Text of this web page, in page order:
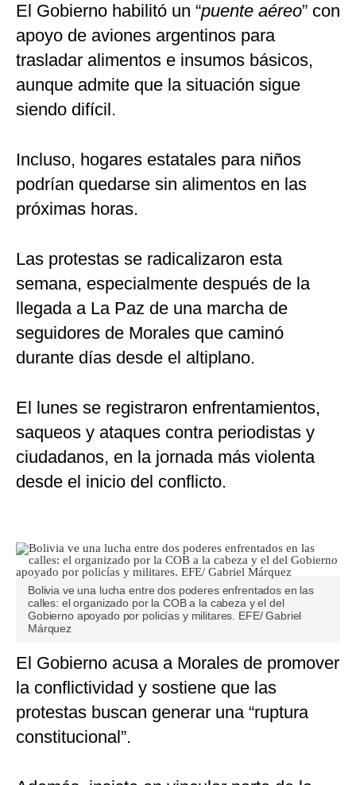
El Gobierno habilitó un “puente aéreo” con
apoyo de aviones argentinos para
trasladar alimentos e insumos básicos,
aunque admite que la situación sigue
siendo difícil.
Incluso, hogares estatales para niños
podrían quedarse sin alimentos en las
próximas horas.
Las protestas se radicalizaron esta
semana, especialmente después de la
llegada a La Paz de una marcha de
seguidores de Morales que caminó
durante días desde el altiplano.
El lunes se registraron enfrentamientos,
saqueos y ataques contra periodistas y
ciudadanos, en la jornada más violenta
desde el inicio del conflicto.
Bolivia ve una lucha entre dos poderes enfrentados en las
calles: el organizado por la COB a la cabeza y el del
Gobierno apoyado por policías y militares. EFE/ Gabriel
Márquez
El Gobierno acusa a Morales de promover
la conflictividad y sostiene que las
protestas buscan generar una “ruptura
constitucional”.